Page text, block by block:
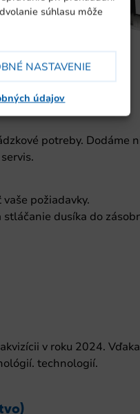
súhlasu môže
NASTAVENIE
údajov
potreby. Dodáme
požiadavky.
dusíka do
v roku 2024.
technologií.